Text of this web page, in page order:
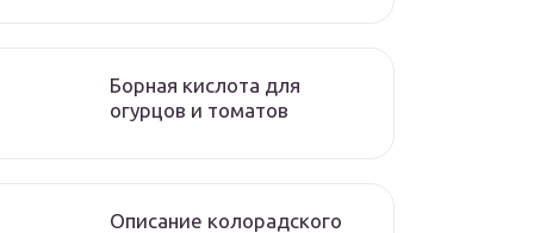
Борная кислота для
огурцов и томатов
Описание колорадского